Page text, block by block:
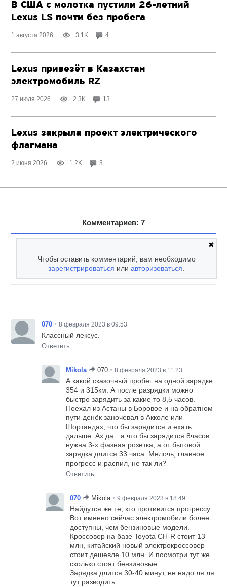
В США с молотка пустили 26-летний
Lexus LS почти без пробега
1 августа 2026 3.1K 4
Lexus привезёт в Казахстан
электромобиль RZ
27 июля 2026 2.3K 13
Lexus закрыла проект электрического
флагмана
2 июня 2026 1.2K 3
Комментариев: 7
✖
Чтобы оставить комментарий, вам необходимо
зарегистрироваться илиавторизоваться
070 • 8 февраля 2023 в 09:53
Классный лексус.
Ответить
Mikola 070 • 8 февраля 2023 в 11:23
А какой сказочный пробег на одной зарядке
354 и 315км. А после разрядки можно
быстро зарядить за какие то 8,5 часов.
Поехал из Астаны в Боровое и на обратном
пути денёк заночевал в Акколе или
Шортандах, что бы зарядится и ехать
дальше. Ах да…а что бы зарядится 8часов
нужна 3-х фазная розетка, а от бытовой
зарядка длится 33 часа. Мелочь, главное
прогресс и распил, не так ли?
Ответить
070 Mikola • 9 февраля 2023 в 18:49
Найдутся же те, кто противится прогрессу.
Вот именно сейчас электромобили более
доступны, чем бензиновые модели.
Кроссовер на базе Toyota CH-R стоит 13
млн, китайский новый электрокроссовер
стоит дешевле 10 млн. И посмотри тут же
сколько стоят бензиновые.
Зарядка длится 30-40 минут, не надо ля ля
тут разводить.